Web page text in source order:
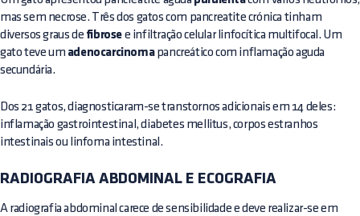
mas sem necrose. Três dos gatos com pancreatite crónica tinham
diversos graus de fibrose e infiltração celular linfocítica multifocal. Um
gato teve um adenocarcinomapancreático com inflamação aguda
secundária.
Dos 21 gatos, diagnosticaram-se transtornos adicionais em 14 deles:
inflamação gastrointestinal, diabetes mellitus, corpos estranhos
intestinais ou linfoma intestinal.
RADIOGRAFIA ABDOMINAL E ECOGRAFIA
A radiografia abdominal carece de sensibilidade e deve realizar-se em